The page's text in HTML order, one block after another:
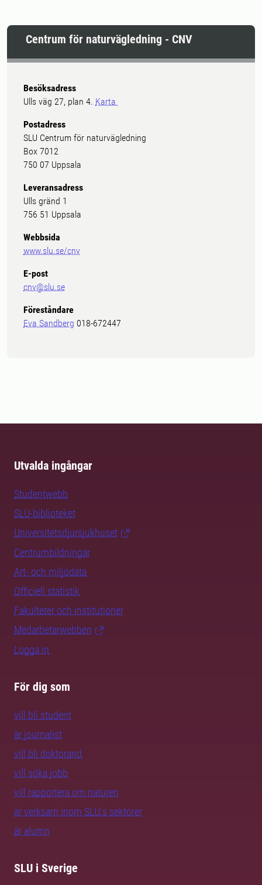
Centrum för naturvägledning - CNV
Besöksadress
Ulls väg 27, plan 4. Karta
Postadress
SLU Centrum för naturvägledning
Box 7012
750 07 Uppsala
Leveransadress
Ulls gränd 1
756 51 Uppsala
Webbsida
www.slu.se/cnv
E-post
cnv@slu.se
Föreståndare
Eva Sandberg 018-672447
Utvalda ingångar
Studentwebb
SLU-biblioteket
Universitetsdjursjukhuset
Centrumbildningar
Art- och miljödata
Officiell statistik
Fakulteter och institutioner
Medarbetarwebben
Logga in
För dig som
vill bli student
är journalist
vill bli doktorand
vill söka jobb
vill rapportera om naturen
är verksam inom SLU:s sektorer
är alumn
SLU i Sverige